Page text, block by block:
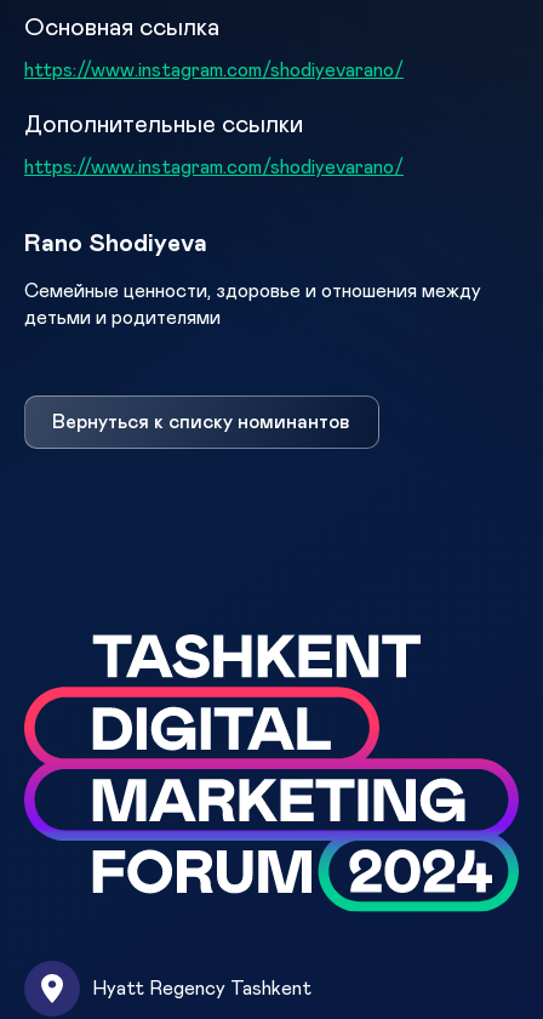
Основная ссылка
https://www.instagram.com/shodiyevarano/
Дополнительные ссылки
https://www.instagram.com/shodiyevarano/
Rano Shodiyeva
Семейные ценности, здоровье и отношения между
детьми и родителями
Вернуться к списку номинантов
Hyatt Regency Tashkent